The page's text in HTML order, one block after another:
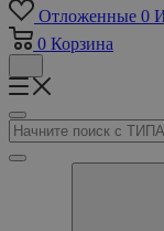
Отложенные 0
0 Корзина